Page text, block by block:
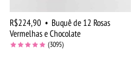
R$224,90 • Buquê de 12 Rosas
Vermelhas e Chocolate
(3095)